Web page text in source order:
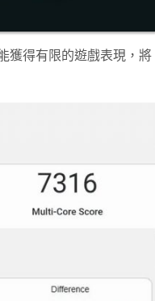
獲得有限的遊戲表現，將